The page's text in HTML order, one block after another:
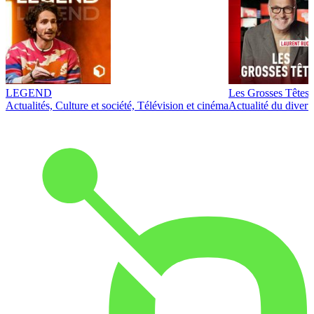
LEGEND
Actualités, Culture et société, Télévision et cinéma
Les Grosses Têtes
Actualité du